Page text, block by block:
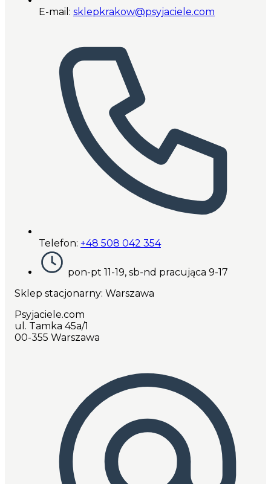
E-mail: sklepkrakow@psyjaciele.com
Telefon: +48 508 042 354
pon-pt 11-19, sb-nd pracująca 9-17
Sklep stacjonarny: Warszawa
Psyjaciele.com
ul. Tamka 45a/1
00-355 Warszawa